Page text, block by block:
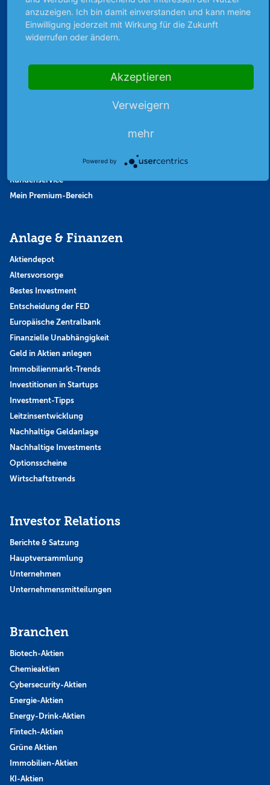
Thema der Woche
Themen & Börse
Kundenservice
Mein Premium-Bereich
Anlage & Finanzen
Aktiendepot
Altersvorsorge
Bestes Investment
Entscheidung der FED
Europäische Zentralbank
Finanzielle Unabhängigkeit
Geld in Aktien anlegen
Immobilienmarkt-Trends
Investitionen in Startups
Investment-Tipps
Leitzinsentwicklung
Nachhaltige Geldanlage
Nachhaltige Investments
Optionsscheine
Wirtschaftstrends
Investor Relations
Berichte & Satzung
Hauptversammlung
Unternehmen
Unternehmensmitteilungen
Branchen
Biotech-Aktien
Chemieaktien
Cybersecurity-Aktien
Energie-Aktien
Energy-Drink-Aktien
Fintech-Aktien
Grüne Aktien
Immobilien-Aktien
KI-Aktien
anzuzeigen. Ich bin damit einverstanden und kann meine
Einwilligung jederzeit mit Wirkung für die Zukunft
widerrufen oder ändern.
Akzeptieren
Verweigern
mehr
Powered by